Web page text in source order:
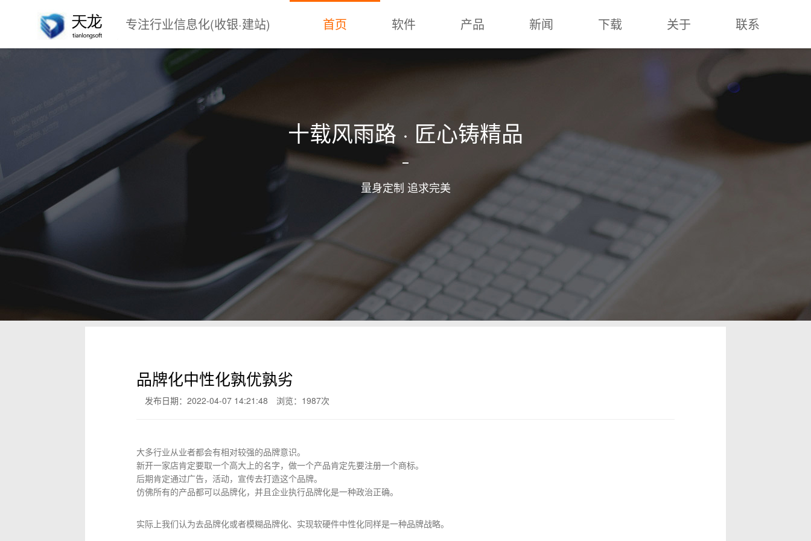
专注行业信息化(收银·建站) 首页 软件 产品 新闻 下载 关于 联系
十载风雨路 · 匠心铸精品
量身定制 追求完美
品牌化中性化孰优孰劣
发布日期：2022-04-07 14:21:48 浏览： 1987次
大多行业从业者都会有相对较强的品牌意识。
新开一家店肯定要取一个高大上的名字，做一个产品肯定先要注册一个商标。
后期肯定通过广告，活动，宣传去打造这个品牌。
仿佛所有的产品都可以品牌化，并且企业执行品牌化是一种政治正确。
实际上我们认为去品牌化或者模糊品牌化、实现软硬件中性化同样是一种品牌战略。